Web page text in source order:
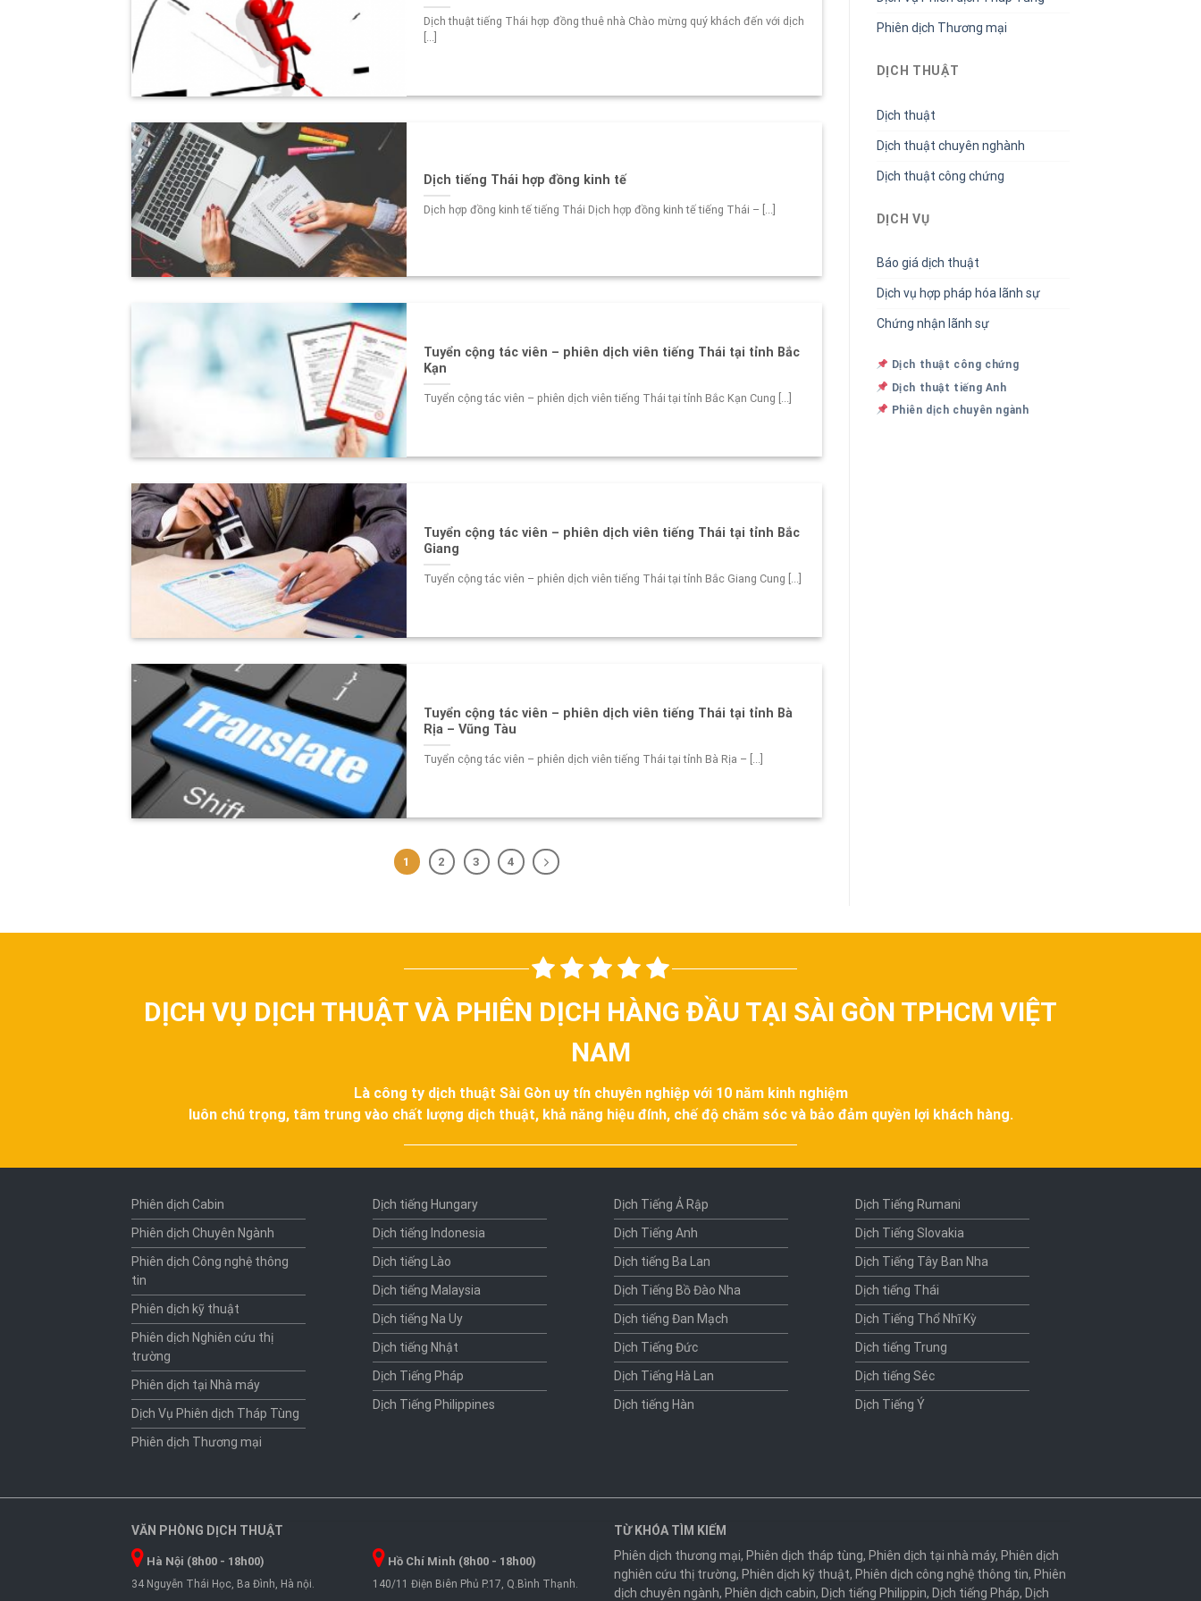
Dịch thuật tiếng Thái hợp đồng thuê nhà Chào mừng quý khách đến với dịch
[...]
Dịch tiếng Thái hợp đồng kinh tế
Dịch hợp đồng kinh tế tiếng Thái Dịch hợp đồng kinh tế tiếng Thái – [...]
Tuyển cộng tác viên – phiên dịch viên tiếng Thái tại tỉnh Bắc
Kạn
Tuyển cộng tác viên – phiên dịch viên tiếng Thái tại tỉnh Bắc Kạn Cung [...]
Tuyển cộng tác viên – phiên dịch viên tiếng Thái tại tỉnh Bắc
Giang
Tuyển cộng tác viên – phiên dịch viên tiếng Thái tại tỉnh Bắc Giang Cung [...]
Tuyển cộng tác viên – phiên dịch viên tiếng Thái tại tỉnh Bà
Rịa – Vũng Tàu
Tuyển cộng tác viên – phiên dịch viên tiếng Thái tại tỉnh Bà Rịa – [...]
1 2 3 4
Phiên dịch Thương mại
DỊCH THUẬT
Dịch thuật
Dịch thuật chuyên nghành
Dịch thuật công chứng
DỊCH VỤ
Báo giá dịch thuật
Dịch vụ hợp pháp hóa lãnh sự
Chứng nhận lãnh sự
Dịch thuật công chứng
Dịch thuật tiếng Anh
Phiên dịch chuyên ngành
DỊCH VỤ DỊCH THUẬT VÀ PHIÊN DỊCH HÀNG ĐẦU TẠI SÀI GÒN TPHCM VIỆT
NAM
Là công ty dịch thuật Sài Gòn uy tín chuyên nghiệp với 10 năm kinh nghiệm
luôn chú trọng, tâm trung vào chất lượng dịch thuật, khả năng hiệu đính, chế độ chăm sóc và bảo đảm quyền lợi khách hàng.
Phiên dịch Cabin
Phiên dịch Chuyên Ngành
Phiên dịch Công nghệ thông
tin
Phiên dịch kỹ thuật
Phiên dịch Nghiên cứu thị
trường
Phiên dịch tại Nhà máy
Dịch Vụ Phiên dịch Tháp Tùng
Phiên dịch Thương mại
Dịch tiếng Hungary
Dịch tiếng Indonesia
Dịch tiếng Lào
Dịch tiếng Malaysia
Dịch tiếng Na Uy
Dịch tiếng Nhật
Dịch Tiếng Pháp
Dịch Tiếng Philippines
Dịch Tiếng Ả Rập
Dịch Tiếng Anh
Dịch tiếng Ba Lan
Dịch Tiếng Bồ Đào Nha
Dịch tiếng Đan Mạch
Dịch Tiếng Đức
Dịch Tiếng Hà Lan
Dịch tiếng Hàn
Dịch Tiếng Rumani
Dịch Tiếng Slovakia
Dịch Tiếng Tây Ban Nha
Dịch tiếng Thái
Dịch Tiếng Thổ Nhĩ Kỳ
Dịch tiếng Trung
Dịch tiếng Séc
Dịch Tiếng Ý
VĂN PHÒNG DỊCH THUẬT
Hà Nội (8h00 - 18h00)
34 Nguyễn Thái Học, Ba Đình, Hà nội.
Hồ Chí Minh (8h00 - 18h00)
140/11 Điện Biên Phủ P.17, Q.Bình Thạnh.
TỪ KHÓA TÌM KIẾM
Phiên dịch thương mại, Phiên dịch tháp tùng, Phiên dịch tại nhà máy, Phiên dịch
nghiên cứu thị trường, Phiên dịch kỹ thuật, Phiên dịch công nghệ thông tin, Phiên
dịch chuyên ngành, Phiên dịch cabin, Dịch tiếng Philippin, Dịch tiếng Pháp, Dịch